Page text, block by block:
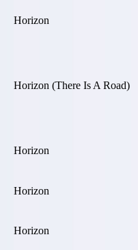
Horizon
Horizon (There Is A Road)
Horizon
Horizon
Horizon